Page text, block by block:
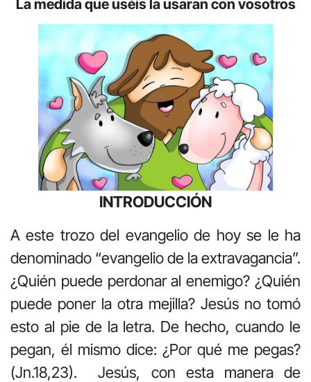
La medida que uséis la usaran con vosotros
INTRODUCCIÓN
A este trozo del evangelio de hoy se le ha
denominado “evangelio de la extravagancia”.
¿Quién puede perdonar al enemigo? ¿Quién
puede poner la otra mejilla? Jesús no tomó
esto al pie de la letra. De hecho, cuando le
pegan, él mismo dice: ¿Por qué me pegas?
(Jn.18,23). Jesús, con esta manera de